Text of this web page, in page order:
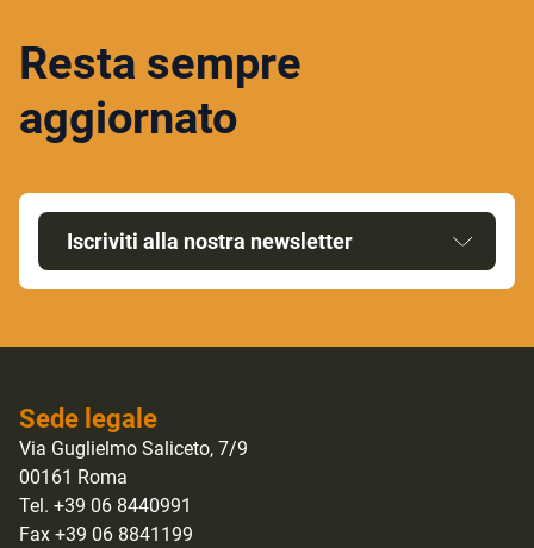
Resta sempre
aggiornato
Iscriviti alla nostra newsletter
Sede legale
Via Guglielmo Saliceto, 7/9
00161 Roma
Tel. +39 06 8440991
Fax +39 06 8841199